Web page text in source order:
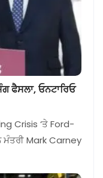
ਫੈਸਲਾ, ਓਨਟਾਰਿਓ
Crisis ‘ਤੇ Ford-
ਮੰਤਰੀ Mark Carney